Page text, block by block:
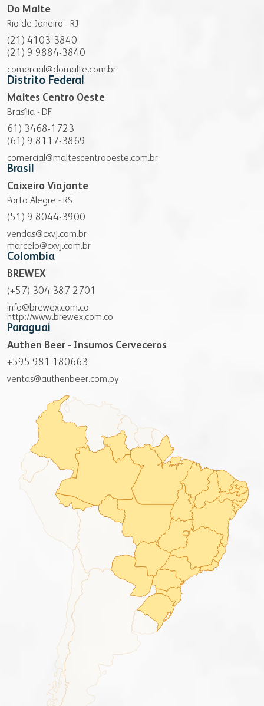
Do Malte
Rio de Janeiro - RJ
(21) 4103-3840
(21) 9 9884-3840
comercial@domalte.com.br
Distrito Federal
Maltes Centro Oeste
Brasília - DF
61) 3468-1723
(61) 9 8117-3869
comercial@maltescentrooeste.com.br
Brasil
Caixeiro Viajante
Porto Alegre - RS
(51) 9 8044-3900
vendas@cxvj.com.br
marcelo@cxvj.com.br
Colombia
BREWEX
(+57) 304 387 2701
info@brewex.com.co
http://www.brewex.com.co
Paraguai
Authen Beer - Insumos Cerveceros
+595 981 180663
ventas@authenbeer.com.py